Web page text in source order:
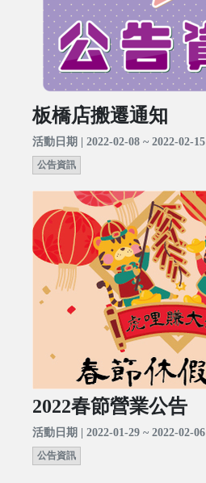
板橋店搬遷通知
活動日期 | 2022-02-08 ~ 2022-02-15
公告資訊
2022春節營業公告
活動日期 | 2022-01-29 ~ 2022-02-06
公告資訊